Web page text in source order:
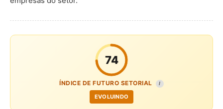
74
ÍNDICE DE FUTURO SETORIAL I
EVOLUINDO